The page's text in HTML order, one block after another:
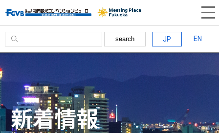
search JP EN
新着情報